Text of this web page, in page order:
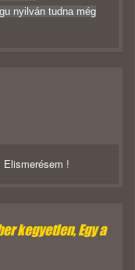
nyilván tudna még
!
kegyetlen, Egy a